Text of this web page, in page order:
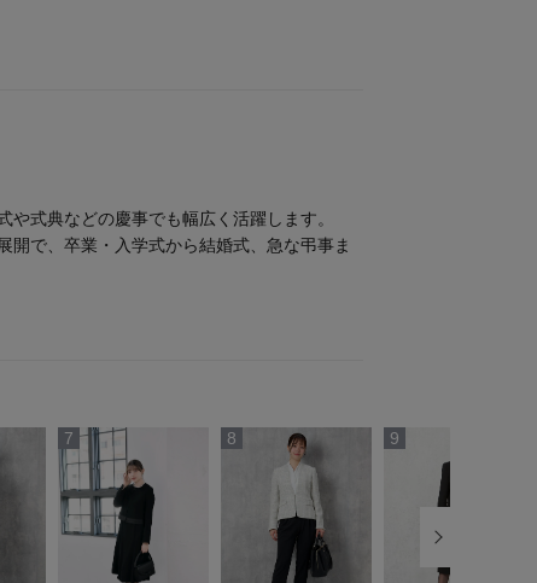
式典などの慶事でも幅広く活躍します。
で、卒業・入学式から結婚式、急な弔事ま
7 8 9